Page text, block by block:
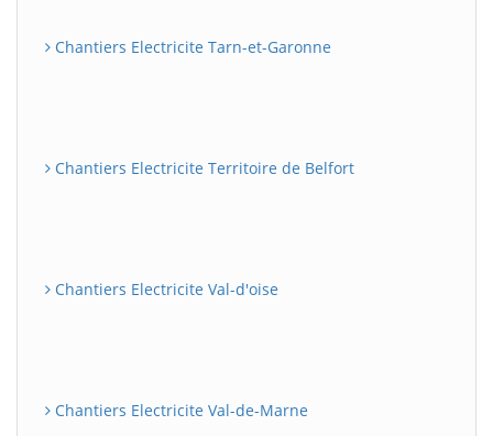
Chantiers Electricite Tarn-et-Garonne
Chantiers Electricite Territoire de Belfort
Chantiers Electricite Val-d'oise
Chantiers Electricite Val-de-Marne